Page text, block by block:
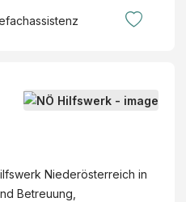
Niederösterreich in
Betreuung,